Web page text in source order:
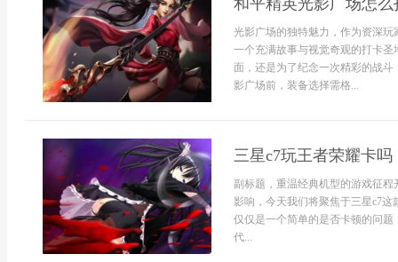
和平精英光影广场怎
光影广场的独特魅力，作为资深
一个充满故事与视觉奇观的打卡
面，还是为了纪念一次精彩的战
影广场前，装备选择需格...
三星c7玩王者荣耀卡
副标题，重温经典机型的游戏征
影响，今天我们将聚焦于三星c7
仅仅是一个简单的是否卡顿的问
代...